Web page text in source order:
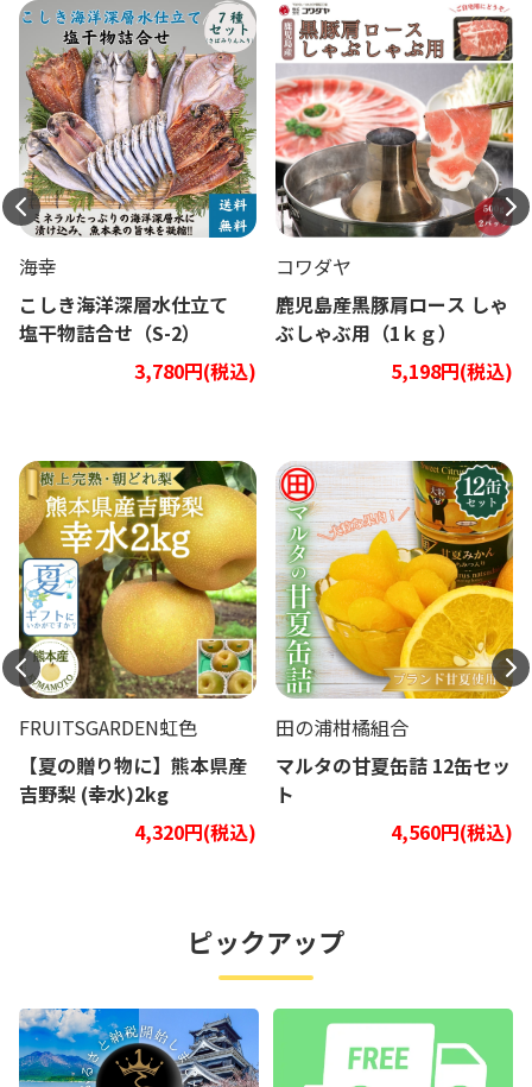
海幸
こしき海洋深層水仕立て
塩干物詰合せ（S-2）
3,780円(税込)
コワダヤ
鹿児島産黒豚肩ロース しゃ
ぶしゃぶ用（1ｋｇ）
5,198円(税込)
FRUITSGARDEN虹色
【夏の贈り物に】熊本県産
吉野梨 (幸水)2kg
4,320円(税込)
田の浦柑橘組合
マルタの甘夏缶詰 12缶セッ
ト
4,560円(税込)
ピックアップ